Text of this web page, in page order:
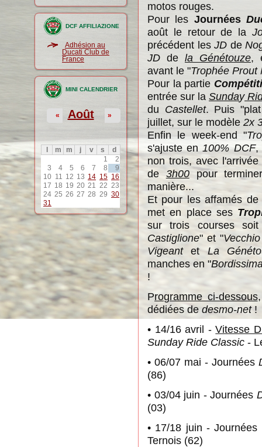
DCF AFFILIAZIONE
Adhésion au
Ducati Club de
France
MINI CALENDRIER
Août
« »
m m j v s
d
1
2
3
4 5 6 7 8
9
10 11 12 13 14 15 16
17 18 19 20 21 22 23
24 25 26 27 28 29 30
31
motos rouges.
Pour les Journées
août le retour de la
précédent les JD de
JD de la Génétouze,
avant le "Trophée Prout
Pour la partie
entrée sur la Sunday
du Castellet. Puis
juillet, sur le modèle 2x
Enfin le week-end "
s'ajuste en100% DCF,
non trois, avec
de 3h00pour
manière...
Et pour les affamés de
met en place ses
sur trois courses
Castiglione" et "
VigeantetLa
manches en "
!
Programme ci-dessous
dédiées de desmo-net!
• 14/16 avril -Vitesse
Sunday Ride Classic -
• 06/07 mai - Journées
(86)
• 03/04 juin - Journées
(03)
• 17/18 juin - Journées
Ternois (62)